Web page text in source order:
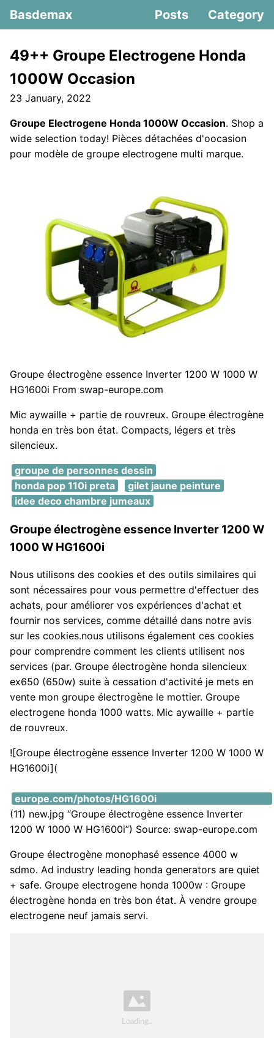
Basdemax Posts Category
49++ Groupe Electrogene Honda
1000W Occasion
23 January, 2022
Groupe Electrogene Honda 1000W Occasion. Shop a
wide selection today! Pièces détachées d'oocasion
pour modèle de groupe electrogene multi marque.
Groupe électrogène essence Inverter 1200 W 1000 W
HG1600i From swap-europe.com
Mic aywaille + partie de rouvreux. Groupe électrogène
honda en très bon état. Compacts, légers et très
silencieux.
groupe de personnes dessin
honda pop 110i preta
gilet jaune peinture
idee deco chambre jumeaux
Groupe électrogène essence Inverter 1200 W
1000 W HG1600i
Nous utilisons des cookies et des outils similaires qui
sont nécessaires pour vous permettre d'effectuer des
achats, pour améliorer vos expériences d'achat et
fournir nos services, comme détaillé dans notre avis
sur les cookies.nous utilisons également ces cookies
pour comprendre comment les clients utilisent nos
services (par. Groupe électrogène honda silencieux
ex650 (650w) suite à cessation d'activité je mets en
vente mon groupe électrogène le mottier. Groupe
electrogene honda 1000 watts. Mic aywaille + partie
de rouvreux.
![Groupe électrogène essence Inverter 1200 W 1000 W
HG1600i](
europe.com/photos/HG1600i
(11) new.jpg “Groupe électrogène essence Inverter
1200 W 1000 W HG1600i”) Source: swap-europe.com
Groupe électrogène monophasé essence 4000 w
sdmo. Ad industry leading honda generators are quiet
+ safe. Groupe electrogene honda 1000w : Groupe
électrogène honda en très bon état. À vendre groupe
electrogene neuf jamais servi.